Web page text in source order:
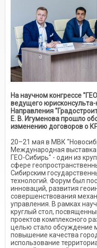
На научном конгрессе
ведущего
Направления
Е. В. Игуменова прошло
изменению договоров о
20–21 мая в МВК
Международная выставка
ГЕО-Сибирь" - один из
сфере
Сибирским
технологий. Форум был
инноваций, развития
совершенствования
управления. В рамках
круглый стол,
проектов комплексного
целью стало обсуждение
повышение качества
использование